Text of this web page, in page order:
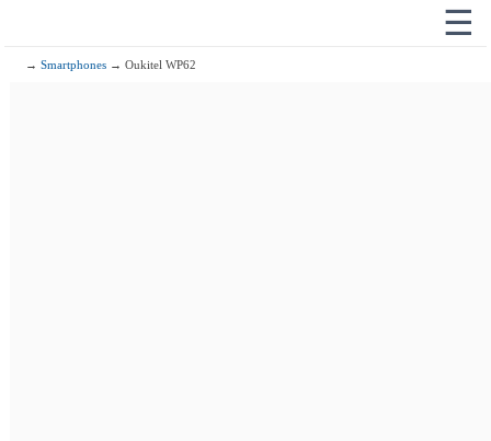
☰
→Smartphones → Oukitel WP62